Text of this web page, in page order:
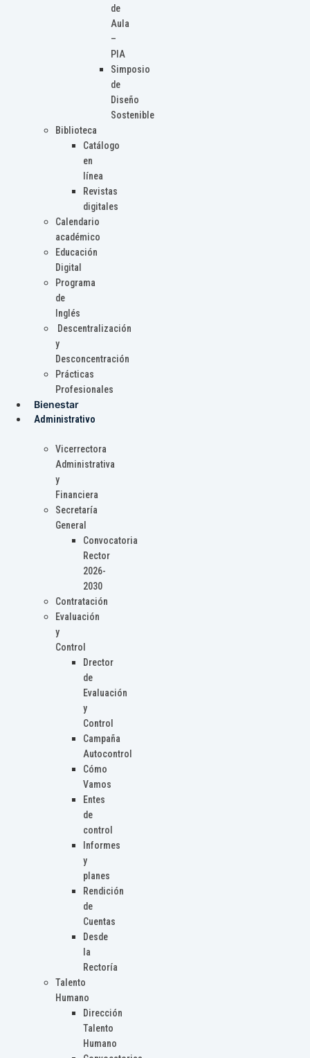
de
Aula
–
PIA
Simposio
de
Diseño
Sostenible
Biblioteca
Catálogo
en
línea
Revistas
digitales
Calendario
académico
Educación
Digital
Programa
de
Inglés
Descentralización
y
Desconcentración
Prácticas
Profesionales
Bienestar
Administrativo
Vicerrectora
Administrativa
y
Financiera
Secretaría
General
Convocatoria
Rector
2026-
2030
Contratación
Evaluación
y
Control
Drector
de
Evaluación
y
Control
Campaña
Autocontrol
Cómo
Vamos
Entes
de
control
Informes
y
planes
Rendición
de
Cuentas
Desde
la
Rectoría
Talento
Humano
Dirección
Talento
Humano